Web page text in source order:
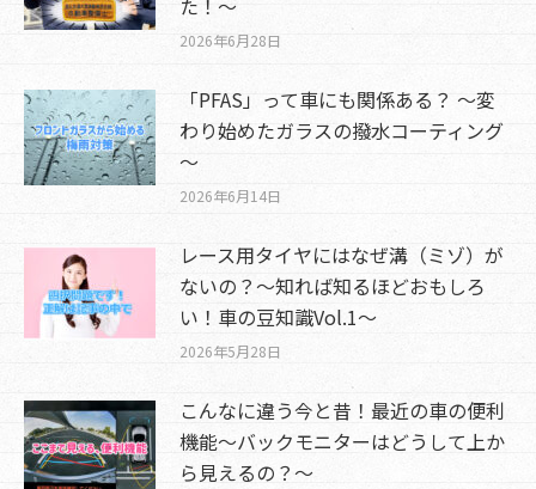
た！～
2026年6月28日
「PFAS」って車にも関係ある？ ～変
わり始めたガラスの撥水コーティング
～
2026年6月14日
レース用タイヤにはなぜ溝（ミゾ）が
ないの？～知れば知るほどおもしろ
い！車の豆知識Vol.1～
2026年5月28日
こんなに違う今と昔！最近の車の便利
機能～バックモニターはどうして上か
ら見えるの？～